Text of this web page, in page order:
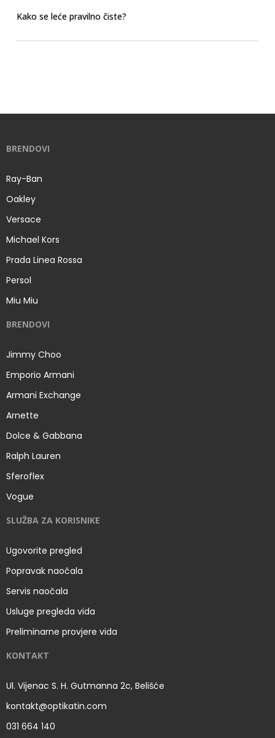
Kako se leće pravilno čiste?
BRENDOVI
Ray-Ban
Oakley
Versace
Michael Kors
Prada Linea Rossa
Persol
Miu Miu
BRENDOVI
Jimmy Choo
Emporio Armani
Armani Exchange
Arnette
Dolce & Gabbana
Ralph Lauren
Sferoflex
Vogue
SLUŽBA ZA KORISNIKE
Ugovorite pregled
Popravak naočala
Servis naočala
Usluge pregleda vida
Preliminarne provjere vida
KONTAKT
Ul. Vijenac S. H. Gutmanna 2c, Belišće
kontakt@optikatin.com
031 664 140